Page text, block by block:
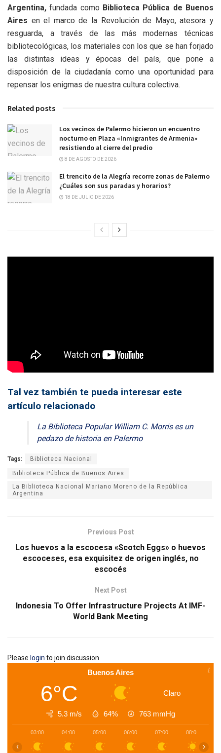
Argentina, fundada como Biblioteca Pública de Buenos
Aires en el marco de la Revolución de Mayo, atesora y
resguarda, a través de las más modernas técnicas
bibliotecológicas, los materiales con los que se han forjado
las distintas ideas y épocas del país, que pone a
disposición de la ciudadanía como una oportunidad para
repensar los enigmas de nuestra cultura colectiva.
Related posts
Los vecinos de Palermo hicieron un encuentro
nocturno en Plaza «Inmigrantes de Armenia»
resistiendo al cierre del predio
8 DE AGOSTO DE 2026
El trencito de la Alegría recorre zonas de Palermo
¿Cuáles son sus paradas y horarios?
18 DE JULIO DE 2026
Tal vez también te pueda interesar este
artículo relacionado
La Biblioteca Popular William C. Morris es un
pedazo de historia en Palermo
Tags: Biblioteca Nacional
Biblioteca Pública de Buenos Aires
La Biblioteca Nacional Mariano Moreno de la República
Argentina
Previous Post
Los huevos a la escocesa «Scotch Eggs» o huevos
escoceses, esa exquisitez de origen inglés, no
escocés
Next Post
Indonesia To Offer Infrastructure Projects At IMF-
World Bank Meeting
Please login to join discussion
Buenos Aires
6°C Claro
5.3 m/s 64% 763 mmHg
03:00 04:00 05:00 06:00 07:00 08:00
‹ ›